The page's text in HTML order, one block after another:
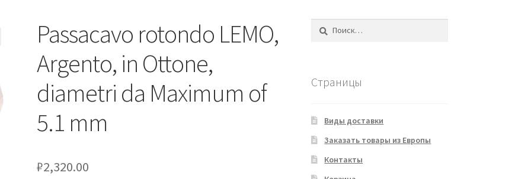
Passacavo rotondo LEMO,
Argento, in Ottone,
diametri da Maximum of
5.1 mm
₽2,320.00
Страницы
Виды доставки
Заказать товары из Европы
Контакты